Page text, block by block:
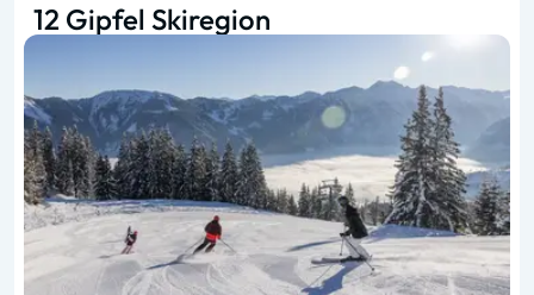
12 Gipfel Skiregion